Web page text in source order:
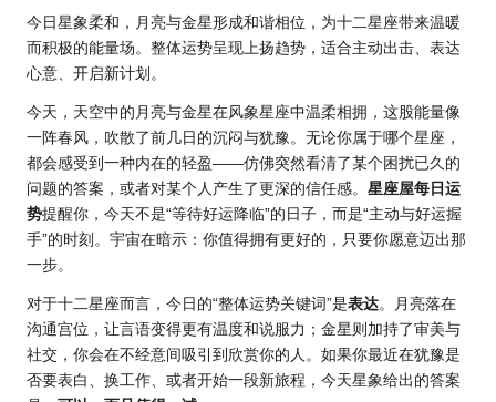
今日星象柔和，月亮与金星形成和谐相位，为十二星座带来温暖
而积极的能量场。整体运势呈现上扬趋势，适合主动出击、表达
心意、开启新计划。
今天，天空中的月亮与金星在风象星座中温柔相拥，这股能量像
一阵春风，吹散了前几日的沉闷与犹豫。无论你属于哪个星座，
都会感受到一种内在的轻盈——仿佛突然看清了某个困扰已久的
问题的答案，或者对某个人产生了更深的信任感。 星座屋每日运
势提醒你，今天不是“等待好运降临”的日子，而是“主动与好运握
手”的时刻。宇宙在暗示：你值得拥有更好的，只要你愿意迈出那
一步。
对于十二星座而言，今日的“整体运势关键词”是表达。月亮落在
沟通宫位，让言语变得更有温度和说服力；金星则加持了审美与
社交，你会在不经意间吸引到欣赏你的人。如果你最近在犹豫是
否要表白、换工作、或者开始一段新旅程，今天星象给出的答案